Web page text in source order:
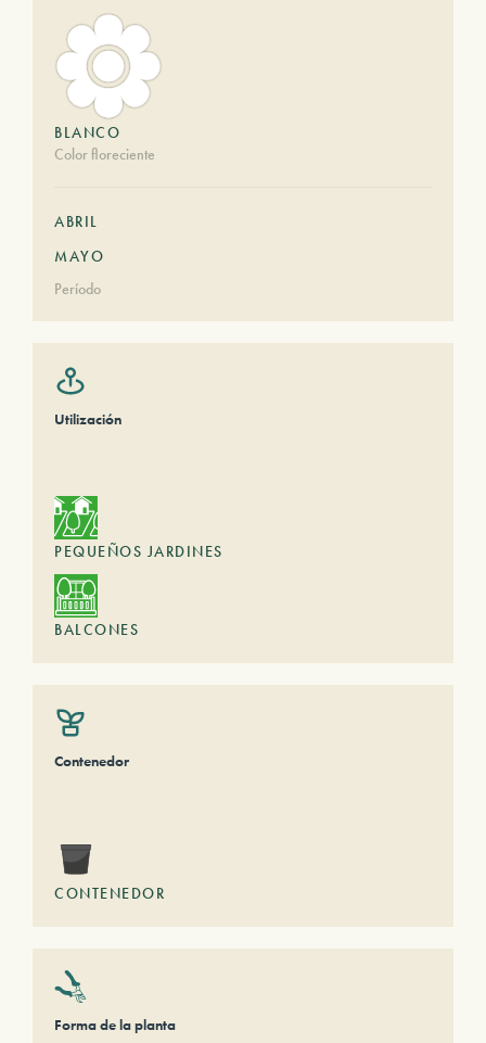
BLANCO
Color floreciente
ABRIL
MAYO
Período
Utilización
PEQUEÑOS JARDINES
BALCONES
Contenedor
CONTENEDOR
Forma de la planta